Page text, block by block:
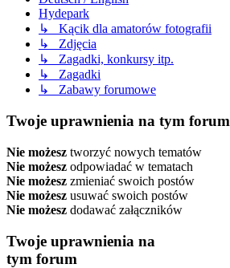
Hydepark
↳ Kącik dla amatorów fotografii
↳ Zdjęcia
↳ Zagadki, konkursy itp.
↳ Zagadki
↳ Zabawy forumowe
Twoje uprawnienia na tym forum
Nie możesz tworzyć nowych tematów
Nie możesz odpowiadać w tematach
Nie możesz zmieniać swoich postów
Nie możesz usuwać swoich postów
Nie możesz dodawać załączników
Twoje uprawnienia na
tym forum